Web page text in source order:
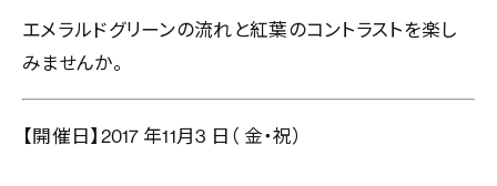
エメラルドグリーンの流れと紅葉のコントラストを楽し
みませんか。
【開催日】2017 年11月3 日（ 金・祝）